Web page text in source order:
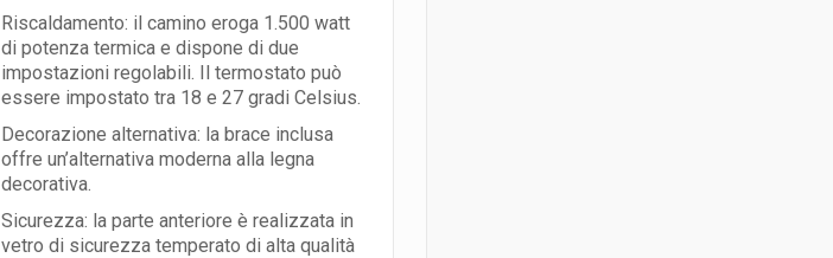
Riscaldamento: il camino eroga 1.500 watt
di potenza termica e dispone di due
impostazioni regolabili. Il termostato può
essere impostato tra 18 e 27 gradi Celsius.
Decorazione alternativa: la brace inclusa
offre un’alternativa moderna alla legna
decorativa.
Sicurezza: la parte anteriore è realizzata in
vetro di sicurezza temperato di alta qualità